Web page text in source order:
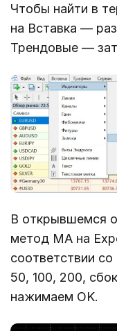
Чтобы найти в
на Вставка —
Трендовые —
В открывшемся
метод MA на
соответствии
50, 100, 200,
нажимаем OK.